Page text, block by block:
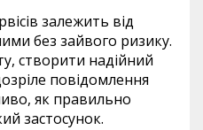
залежить від
без зайвого ризику.
створити надійний
повідомлення
як правильно
застосунок.